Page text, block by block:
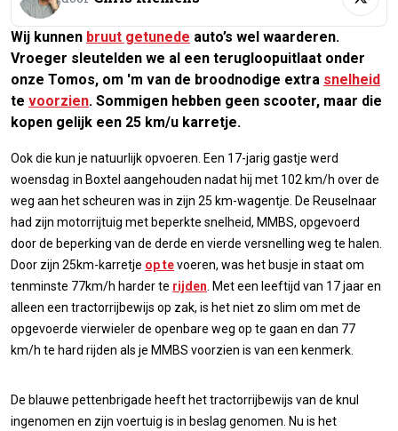
Wij kunnen bruut getunede auto’s wel waarderen.
Vroeger sleutelden we al een terugloopuitlaat onder
onze Tomos, om 'm van de broodnodige extra snelheid
te voorzien. Sommigen hebben geen scooter, maar die
kopen gelijk een 25 km/u karretje.
Ook die kun je natuurlijk opvoeren. Een 17-jarig gastje werd
woensdag in Boxtel aangehouden nadat hij met 102 km/h over de
weg aan het scheuren was in zijn 25 km-wagentje. De Reuselnaar
had zijn motorrijtuig met beperkte snelheid, MMBS, opgevoerd
door de beperking van de derde en vierde versnelling weg te halen.
Door zijn 25km-karretje op tevoeren, was het busje in staat om
tenminste 77km/h harder te rijden . Met een leeftijd van 17 jaar en
alleen een tractorrijbewijs op zak, is het niet zo slim om met de
opgevoerde vierwieler de openbare weg op te gaan en dan 77
km/h te hard rijden als je MMBS voorzien is van een kenmerk.
De blauwe pettenbrigade heeft het tractorrijbewijs van de knul
ingenomen en zijn voertuig is in beslag genomen. Nu is het